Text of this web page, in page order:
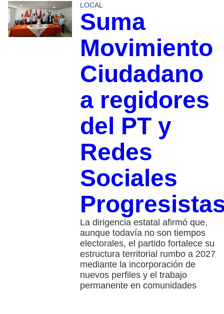
LOCAL
Suma
Movimiento
Ciudadano
a regidores
del PT y
Redes
Sociales
La dirigencia estatal afirmó que,
aunque todavía no son tiempos
electorales, el partido fortalece su
estructura territorial rumbo a 2027
mediante la incorporación de
nuevos perfiles y el trabajo
permanente en comunidades